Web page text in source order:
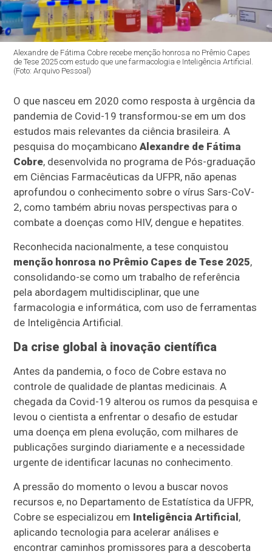
Alexandre de Fátima Cobre recebe menção honrosa no Prêmio Capes
de Tese 2025 com estudo que une farmacologia e Inteligência Artificial.
(Foto: Arquivo Pessoal)
O que nasceu em 2020 como resposta à urgência da
pandemia de Covid-19 transformou-se em um dos
estudos mais relevantes da ciência brasileira. A
pesquisa do moçambicanoAlexandre de Fátima
Cobre, desenvolvida no programa de Pós-graduação
em Ciências Farmacêuticas da UFPR, não apenas
aprofundou o conhecimento sobre o vírus Sars-CoV-
2, como também abriu novas perspectivas para o
combate a doenças como HIV, dengue e hepatites.
Reconhecida nacionalmente, a tese conquistou
menção honrosa no Prêmio Capes de Tese 2025,
consolidando-se como um trabalho de referência
pela abordagem multidisciplinar, que une
farmacologia e informática, com uso de ferramentas
de Inteligência Artificial.
Da crise global à inovação científica
Antes da pandemia, o foco de Cobre estava no
controle de qualidade de plantas medicinais. A
chegada da Covid-19 alterou os rumos da pesquisa e
levou o cientista a enfrentar o desafio de estudar
uma doença em plena evolução, com milhares de
publicações surgindo diariamente e a necessidade
urgente de identificar lacunas no conhecimento.
A pressão do momento o levou a buscar novos
recursos e, no Departamento de Estatística da UFPR,
Cobre se especializou em Inteligência Artificial ,
aplicando tecnologia para acelerar análises e
encontrar caminhos promissores para a descoberta